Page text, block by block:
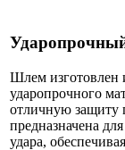
Шлем изготовлен
ударопрочного
отличную защиту
предназначена
удара,